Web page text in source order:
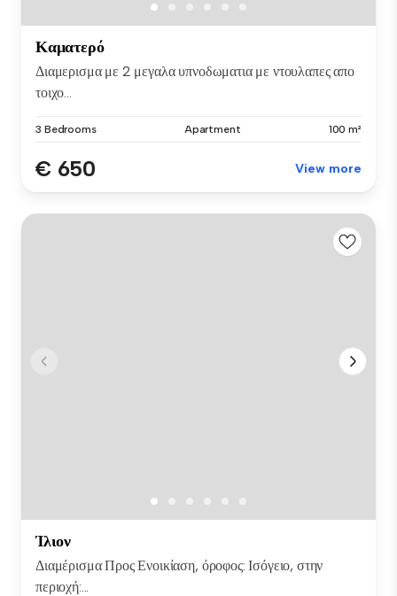
Καματερό
Διαμερισμα με 2 μεγαλα υπνοδωματια με ντουλαπες απο
τοιχο...
3 Bedrooms Apartment 100 m²
€ 650 View more
Ίλιον
Διαμέρισμα Προς Ενοικίαση, όροφος: Ισόγειο, στην
περιοχή:...